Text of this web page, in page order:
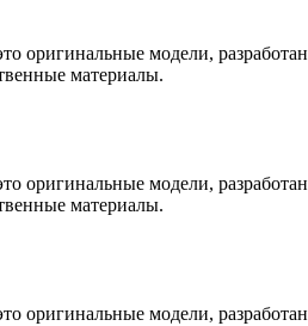
оригинальные модели,
материалы.
оригинальные модели,
материалы.
оригинальные модели,